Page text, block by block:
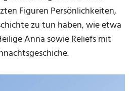
Figuren Persönlichkeiten,
zu tun haben, wie etwa
Anna sowie Reliefs mit